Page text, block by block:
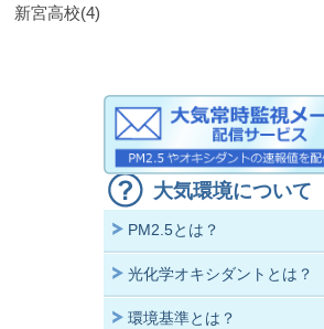
新宮高校(4)
大気環境について
PM2.5とは？
光化学オキシダントとは？
環境基準とは？